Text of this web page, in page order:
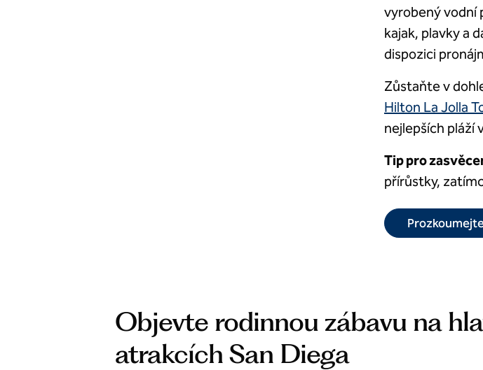
vyrobený vodní
kajak, plavky a
dispozici
Zůstaňte v
Hilton La Jolla
nejlepších pláží
Tip pro
přírůstky,
Objevte rodinnou zábavu na
atrakcích San Diega